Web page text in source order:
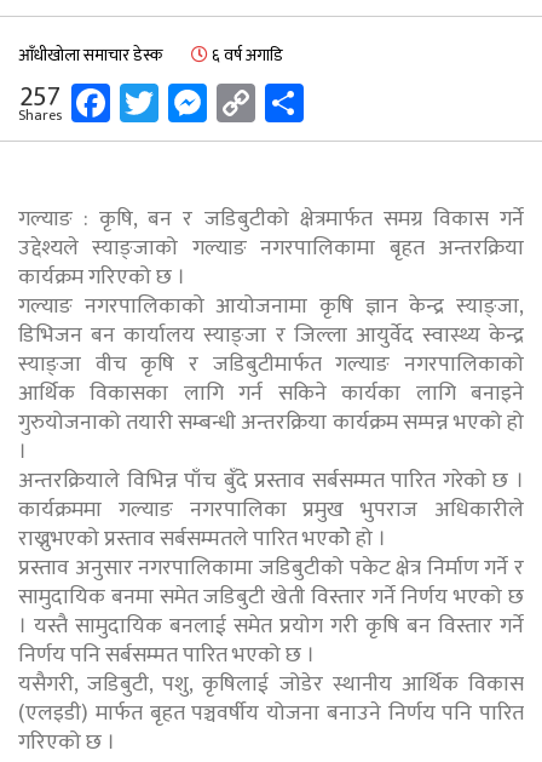
आँधीखोला समाचार डेस्क ६ वर्ष अगाडि
257
Shares Facebook
Twitter
Messenger
Copy
Link
गल्याङ : कृषि, बन र जडिबुटीको क्षेत्रमार्फत समग्र विकास गर्ने
उद्देश्यले स्याङ्जाको गल्याङ नगरपालिकामा बृहत अन्तरक्रिया
कार्यक्रम गरिएको छ ।
गल्याङ नगरपालिकाको आयोजनामा कृषि ज्ञान केन्द्र स्याङ्जा,
डिभिजन बन कार्यालय स्याङ्जा र जिल्ला आयुर्वेद स्वास्थ्य केन्द्र
स्याङ्जा वीच कृषि र जडिबुटीमार्फत गल्याङ नगरपालिकाको
आर्थिक विकासका लागि गर्न सकिने कार्यका लागि बनाइने
गुरुयोजनाको तयारी सम्बन्धी अन्तरक्रिया कार्यक्रम सम्पन्न भएको हो
।
अन्तरक्रियाले विभिन्न पाँच बुँदे प्रस्ताव सर्बसम्मत पारित गरेको छ ।
कार्यक्रममा गल्याङ नगरपालिका प्रमुख भुपराज अधिकारीले
राख्नुभएको प्रस्ताव सर्बसम्मतले पारित भएकोे हो ।
प्रस्ताव अनुसार नगरपालिकामा जडिबुटीको पकेट क्षेत्र निर्माण गर्ने र
सामुदायिक बनमा समेत जडिबुटी खेती विस्तार गर्ने निर्णय भएको छ
। यस्तै सामुदायिक बनलाई समेत प्रयोग गरी कृषि बन विस्तार गर्ने
निर्णय पनि सर्बसम्मत पारित भएको छ ।
यसैगरी, जडिबुटी, पशु, कृषिलाई जोडेर स्थानीय आर्थिक विकास
(एलइडी) मार्फत बृहत पञ्चवर्षीय योजना बनाउने निर्णय पनि पारित
गरिएको छ ।